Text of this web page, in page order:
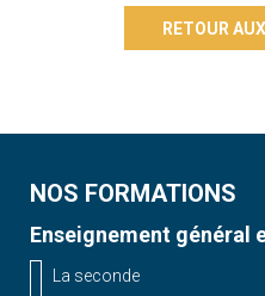
RETOUR
NOS FORMATIONS
Enseignement général
La seconde